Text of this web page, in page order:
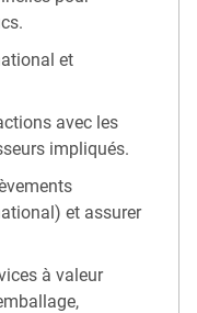
et
avec les
impliqués.
et assurer
à valeur